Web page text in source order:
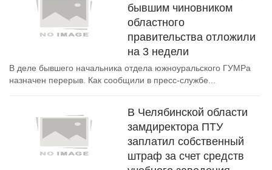
бывшим чиновником
областного
правительства отложили
на 3 недели
В деле бывшего начальника отдела южноуральского ГУМРа
назначен перерыв. Как сообщили в пресс-службе...
В Челябинской области
замдиректора ПТУ
заплатил собственный
штраф за счет средств